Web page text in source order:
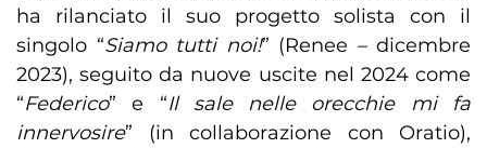
ha rilanciato il suo progetto solista con il
singolo “Siamo tutti noi!” (Renee – dicembre
2023), seguito da nuove uscite nel 2024 come
“Federico” e “Il sale nelle orecchie mi fa
innervosire” (in collaborazione con Oratio),